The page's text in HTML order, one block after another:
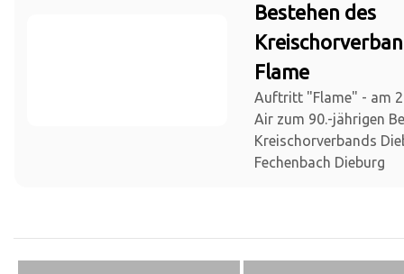
Bestehen des
Flame
Auftritt "Flame" - am
Air zum 90.-jährigen
Kreischorverbands
Fechenbach Dieburg